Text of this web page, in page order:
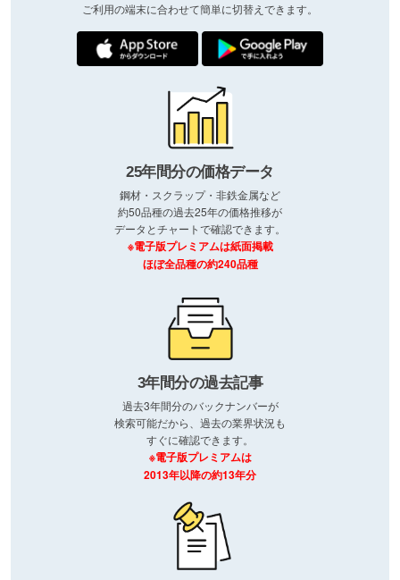
ご利用の端末に合わせて簡単に切替えできます。
25年間分の価格データ
鋼材・スクラップ・非鉄金属など
約50品種の過去25年の価格推移が
データとチャートで確認できます。
※電子版プレミアムは紙面掲載
ほぼ全品種の約240品種
3年間分の過去記事
過去3年間分のバックナンバーが
検索可能だから、過去の業界状況も
すぐに確認できます。
※電子版プレミアムは
2013年以降の約13年分